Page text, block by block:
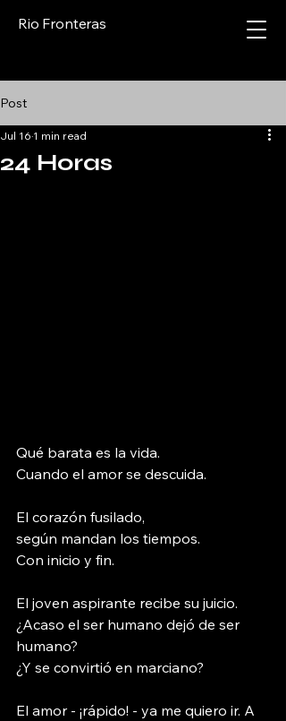
Rio Fronteras
Post
24 Horas
Jul 16 1 min read
Qué barata es la vida.
Cuando el amor se descuida.
El corazón fusilado,
según mandan los tiempos.
Con inicio y fin.
El joven aspirante recibe su juicio.
¿Acaso el ser humano dejó de ser
humano?
¿Y se convirtió en marciano?
El amor - ¡rápido! - ya me quiero ir. A